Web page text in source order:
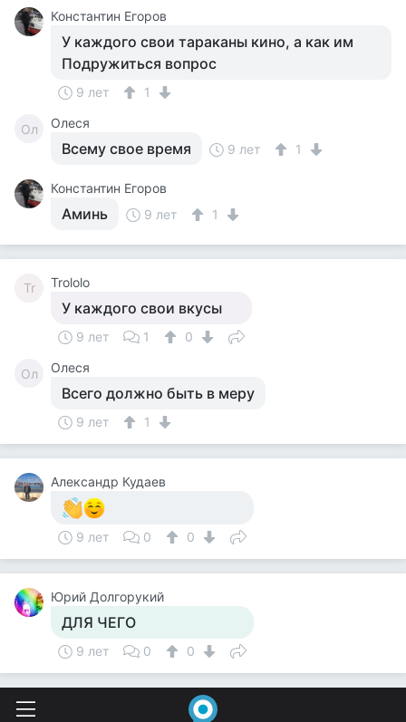
Константин Егоров
У каждого свои тараканы кино, а как им
Подружиться вопрос
9 лет 1
Ол Олеся
Всему свое время 9 лет 1
Константин Егоров
Аминь 9 лет 1
Tr Trololo
У каждого свои вкусы
9 лет 1 0
Ол Олеся
Всего должно быть в меру
9 лет 1
Александр Кудаев
9 лет 0 0
Юрий Долгорукий
ДЛЯ ЧЕГО
9 лет 0 0